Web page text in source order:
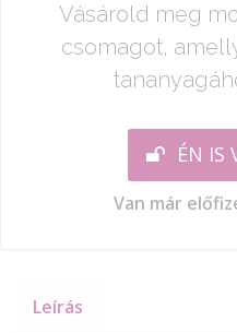
Vásárold meg
csomagot,
ÉN IS
Van már
Leírás